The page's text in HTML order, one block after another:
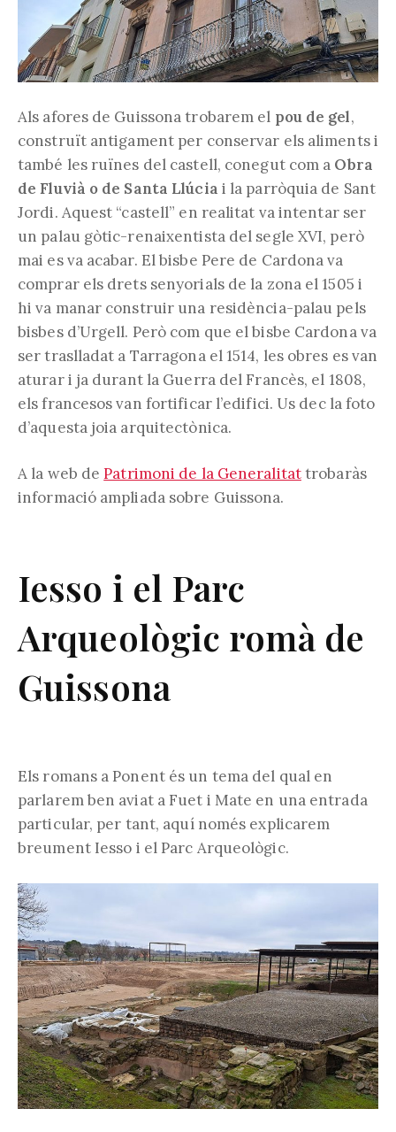
Als afores de Guissona trobarem el pou de gel,
construït antigament per conservar els aliments i
també les ruïnes del castell, conegut com a Obra
de Fluvià o de Santa Llúcia i la parròquia de Sant
Jordi. Aquest “castell” en realitat va intentar ser
un palau gòtic-renaixentista del segle XVI, però
mai es va acabar. El bisbe Pere de Cardona va
comprar els drets senyorials de la zona el 1505 i
hi va manar construir una residència-palau pels
bisbes d’Urgell. Però com que el bisbe Cardona va
ser traslladat a Tarragona el 1514, les obres es van
aturar i ja durant la Guerra del Francès, el 1808,
els francesos van fortificar l’edifici. Us dec la foto
d’aquesta joia arquitectònica.
A la web dePatrimoni de la Generalitattrobaràs
informació ampliada sobre Guissona.
Iesso i el Parc
Arqueològic romà de
Guissona
Els romans a Ponent és un tema del qual en
parlarem ben aviat a Fuet i Mate en una entrada
particular, per tant, aquí només explicarem
breument Iesso i el Parc Arqueològic.